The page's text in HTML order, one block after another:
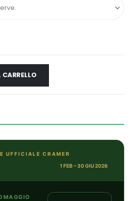
UFFICIALE CRAMER
1 FEB – 30 GIU 2026